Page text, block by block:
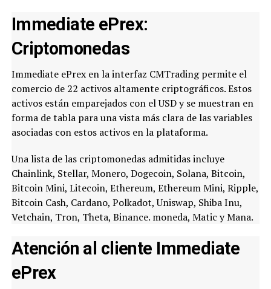
Immediate ePrex:
Criptomonedas
Immediate ePrex en la interfaz CMTrading permite el
comercio de 22 activos altamente criptográficos. Estos
activos están emparejados con el USD y se muestran en
forma de tabla para una vista más clara de las variables
asociadas con estos activos en la plataforma.
Una lista de las criptomonedas admitidas incluye
Chainlink, Stellar, Monero, Dogecoin, Solana, Bitcoin,
Bitcoin Mini, Litecoin, Ethereum, Ethereum Mini, Ripple,
Bitcoin Cash, Cardano, Polkadot, Uniswap, Shiba Inu,
Vetchain, Tron, Theta, Binance. moneda, Matic y Mana.
Atención al cliente Immediate
ePrex